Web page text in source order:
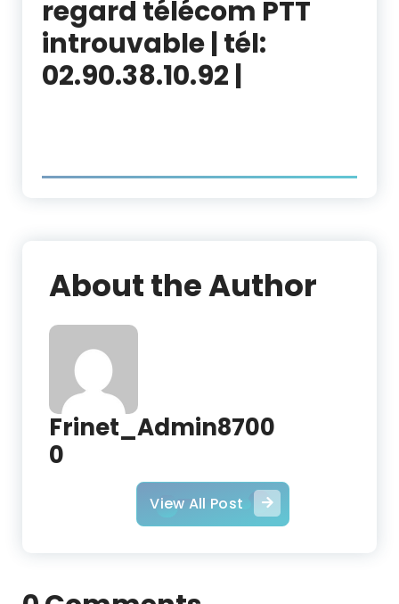
regard télécom PTT
introuvable| tél:
02.90.38.10.92 |
About the Author
Frinet_Admin8700
0
View All Post